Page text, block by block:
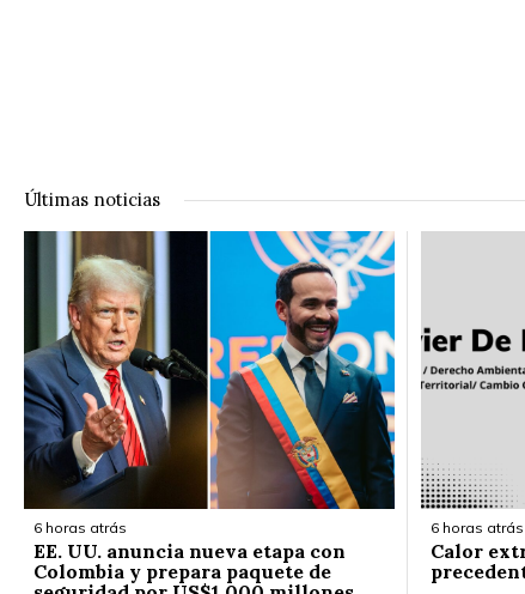
Últimas noticias
6 horas atrás
EE. UU. anuncia nueva etapa con
Colombia y prepara paquete de
6 horas atrás
Calor